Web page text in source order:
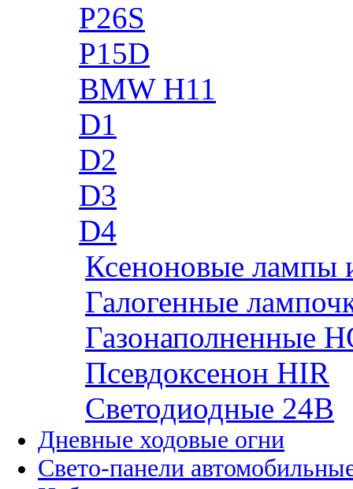
P26S
P15D
BMW H11
D1
D2
D3
D4
Ксеноновые лампы
Галогенные
Газонаполненные
Псевдоксенон HIR
Cветодиодные 24B
Дневные ходовые огни
Свето-панели